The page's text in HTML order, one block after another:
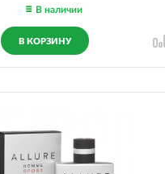
В наличии
В КОРЗИНУ